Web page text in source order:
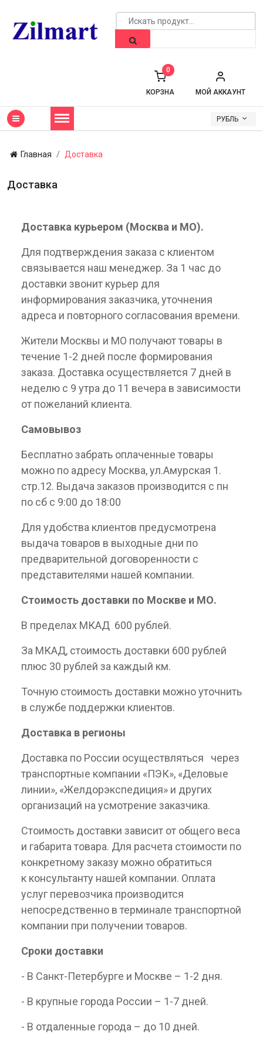
МОЙ АККАУНТ
КОРЗНА
0
РУБЛЬ
Главная Доставка
Доставка
Доставка курьером (Москва и МО).
Для подтверждения заказа с клиентом
связывается наш менеджер. За 1 час до
доставки звонит курьер для
информирования заказчика, уточнения
адреса и повторного согласования времени.
Жители Москвы и МО получают товары в
течение 1-2 дней после формирования
заказа. Доставка осуществляется 7 дней в
неделю с 9 утра до 11 вечера в зависимости
от пожеланий клиента.
Самовывоз
Бесплатно забрать оплаченные товары
можно по адресу Москва, ул.Амурская 1.
стр.12. Выдача заказов производится с пн
по сб с 9:00 до 18:00
Для удобства клиентов предусмотрена
выдача товаров в выходные дни по
предварительной договоренности с
представителями нашей компании.
Стоимость доставки по Москве и МО.
В пределах МКАД 600 рублей.
За МКАД, стоимость доставки 600 рублей
плюс 30 рублей за каждый км.
Точную стоимость доставки можно уточнить
в службе поддержки клиентов.
Доставка в регионы
Доставка по России осуществляться через
транспортные компании «ПЭК», «Деловые
линии», «Желдорэкспедиция» и других
организаций на усмотрение заказчика.
Стоимость доставки зависит от общего веса
и габарита товара. Для расчета стоимости по
конкретному заказу можно обратиться
к консультанту нашей компании. Оплата
услуг перевозчика производится
непосредственно в терминале транспортной
компании при получении товаров.
Сроки доставки
- В Санкт-Петербурге и Москве – 1-2 дня.
- В крупные города России – 1-7 дней.
- В отдаленные города – до 10 дней.